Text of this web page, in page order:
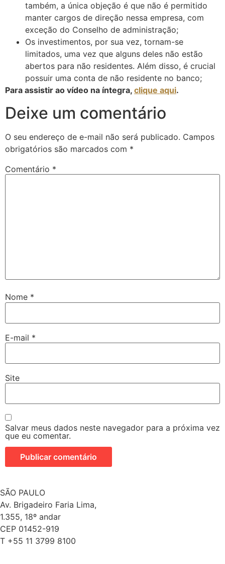
também, a única objeção é que não é permitido
manter cargos de direção nessa empresa, com
exceção do Conselho de administração;
Os investimentos, por sua vez, tornam-se
limitados, uma vez que alguns deles não estão
abertos para não residentes. Além disso, é crucial
possuir uma conta de não residente no banco;
Para assistir ao vídeo na íntegra, clique aqui.
Deixe um comentário
O seu endereço de e-mail não será publicado. Campos
obrigatórios são marcados com *
Comentário *
Nome *
E-mail *
Site
Salvar meus dados neste navegador para a próxima vez
que eu comentar.
SÃO PAULO
Av. Brigadeiro Faria Lima,
1.355, 18º andar
CEP 01452-919
T +55 11 3799 8100